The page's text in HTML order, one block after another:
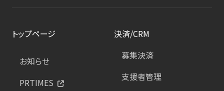
トップページ
お知らせ
PRTIMES
決済/CRM
募集決済
支援者管理